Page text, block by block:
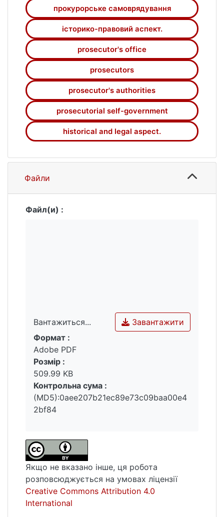
прокурорське самоврядування
історико-правовий аспект.
prosecutor's office
prosecutors
prosecutor's authorities
prosecutorial self-government
historical and legal aspect.
Файли
Файл(и) :
Вантажиться...
Вантажиться...
Завантажити
Формат :
Adobe PDF
Розмір :
509.99 KB
Контрольна сума :
(MD5):0aee207b21ec89e73c09baa00e4
2bf84
Якщо не вказано інше, ця робота
розповсюджується на умовах ліцензії
Creative Commons Attribution 4.0
International